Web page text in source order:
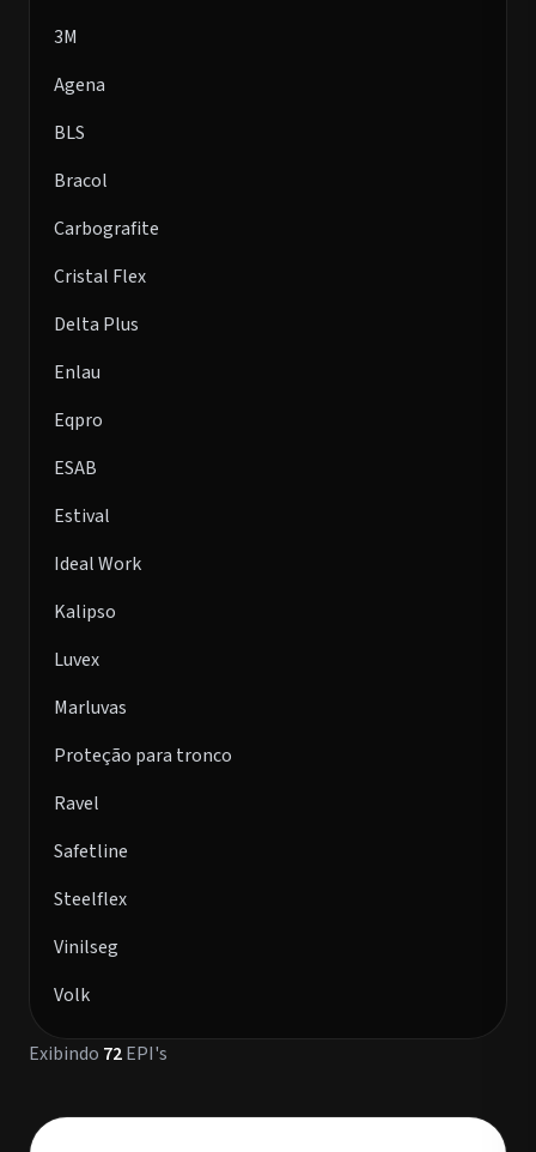
3M
Agena
BLS
Bracol
Carbografite
Cristal Flex
Delta Plus
Enlau
Eqpro
ESAB
Estival
Ideal Work
Kalipso
Luvex
Marluvas
Proteção para tronco
Ravel
Safetline
Steelflex
Vinilseg
Volk
Exibindo 72EPI's